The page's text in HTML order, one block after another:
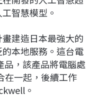
智慧模型。
建造日本最強大的
本地服務。這台電
品，該產品將電腦處
在一起，後續工作
。